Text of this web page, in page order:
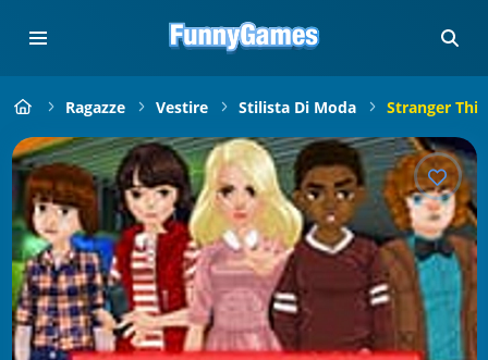
Ragazze Vestire Stilista Di Moda Stranger